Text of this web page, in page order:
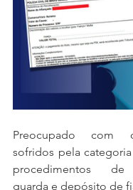
Preocupado com
sofridos pela
procedimentos de
guarda e depósito de